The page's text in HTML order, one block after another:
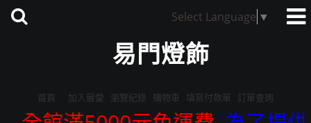
Select Language ▼
易門燈飾
首頁 加入最愛 瀏覽紀錄 購物車 填寫付款單 訂單查詢